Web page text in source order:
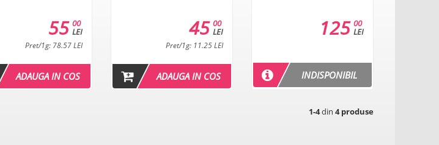
00
LEI
55
Pret/1g: 78.57 LEI
ADAUGA IN COS
00
LEI
45
Pret/1g: 11.25 LEI
ADAUGA IN COS
00
LEI
125
INDISPONIBIL
1-4din 4 produse